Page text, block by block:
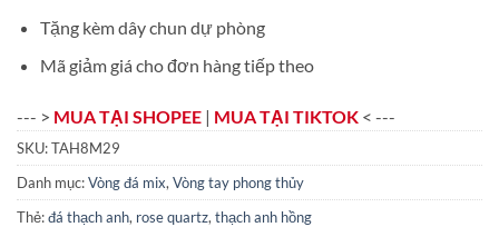
Tặng kèm dây chun dự phòng
Mã giảm giá cho đơn hàng tiếp theo
--- > MUA TẠI SHOPEE | MUA TẠI TIKTOK < ---
SKU:TAH8M29
Danh mục:Vòng đá mix, Vòng tay phong thủy
Thẻ:đá thạch anh, rose quartz, thạch anh hồng